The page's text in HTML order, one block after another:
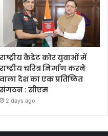
राष्ट्रीय कैडेट कोर युवाओं में
राष्ट्रीय चरित्र निर्माण करने
वाला देश का एक प्रतिष्ठित
संगठन : सीएम
2 days ago